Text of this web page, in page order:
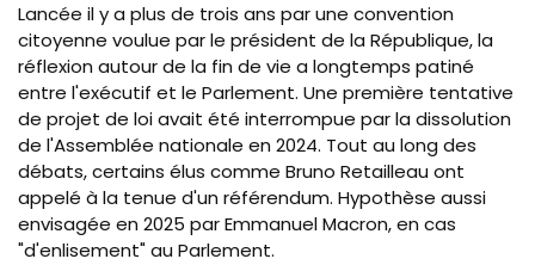
Lancée il y a plus de trois ans par une convention
citoyenne voulue par le président de la République, la
réflexion autour de la fin de vie a longtemps patiné
entre l'exécutif et le Parlement. Une première tentative
de projet de loi avait été interrompue par la dissolution
de l'Assemblée nationale en 2024. Tout au long des
débats, certains élus comme Bruno Retailleau ont
appelé à la tenue d'un référendum. Hypothèse aussi
envisagée en 2025 par Emmanuel Macron, en cas
"d'enlisement" au Parlement.